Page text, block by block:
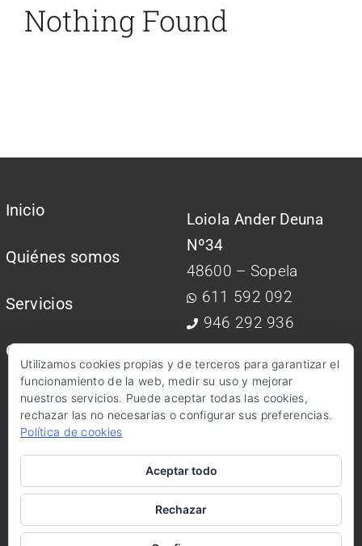
Nothing Found
Inicio
Quiénes somos
Servicios
Contactar
Loiola Ander Deuna
Nº34
48600 – Sopela
611 592 092
946 292 936
info@kimagestion.com
© 2026•Kima Gestión Integral•Aviso Legal Y Política De
Utilizamos cookies propias y de terceros para garantizar el
funcionamiento de la web, medir su uso y mejorar
nuestros servicios. Puede aceptar todas las cookies,
rechazar las no necesarias o configurar sus preferencias.
Política de cookies
Aceptar todo
Rechazar